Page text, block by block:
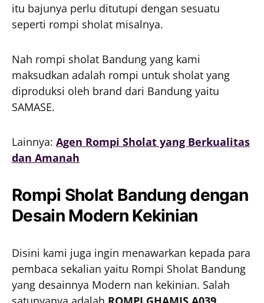
itu bajunya perlu ditutupi dengan sesuatu
seperti rompi sholat misalnya.
Nah rompi sholat Bandung yang kami
maksudkan adalah rompi untuk sholat yang
diproduksi oleh brand dari Bandung yaitu
SAMASE.
Lainnya: Agen Rompi Sholat yang Berkualitas
dan Amanah
Rompi Sholat Bandung dengan
Desain Modern Kekinian
Disini kami juga ingin menawarkan kepada para
pembaca sekalian yaitu Rompi Sholat Bandung
yang desainnya Modern nan kekinian. Salah